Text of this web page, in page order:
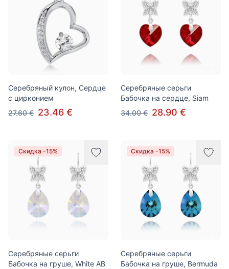
Серебряный кулон, Сердце
с цирконием
27.60 € 23.46 €
Серебряные серьги
Бабочка на сердце, Siam
34.00 € 28.90 €
Скидка -15%
Серебряные серьги
Бабочка на груше, White AB
Скидка -15%
Серебряные серьги
Бабочка на груше, Bermuda